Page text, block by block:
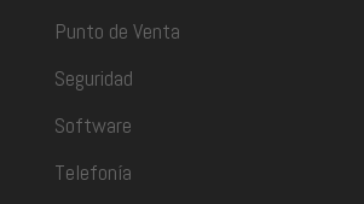
Punto de Venta
Seguridad
Software
Telefonía